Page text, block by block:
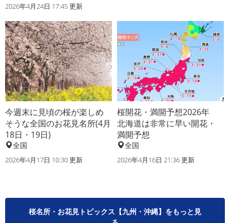
2026年4月24日 17:45 更新
今週末に見頃の桜が楽しめ
そうな全国のお花見名所(4月
18日・19日)
全国
2026年4月17日 10:30 更新
桜開花・満開予想2026年
北海道は非常に早い開花・
満開予想
全国
2026年4月16日 21:36 更新
桜名所・お花見トピックス【九州・沖縄】をもっと見